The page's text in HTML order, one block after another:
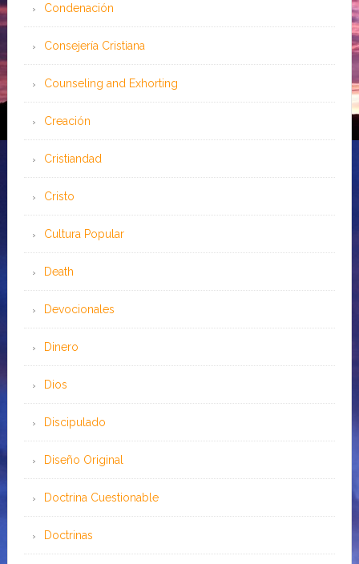
Condenación
Consejería Cristiana
Counseling and Exhorting
Creación
Cristiandad
Cristo
Cultura Popular
Death
Devocionales
Dinero
Dios
Discipulado
Diseño Original
Doctrina Cuestionable
Doctrinas